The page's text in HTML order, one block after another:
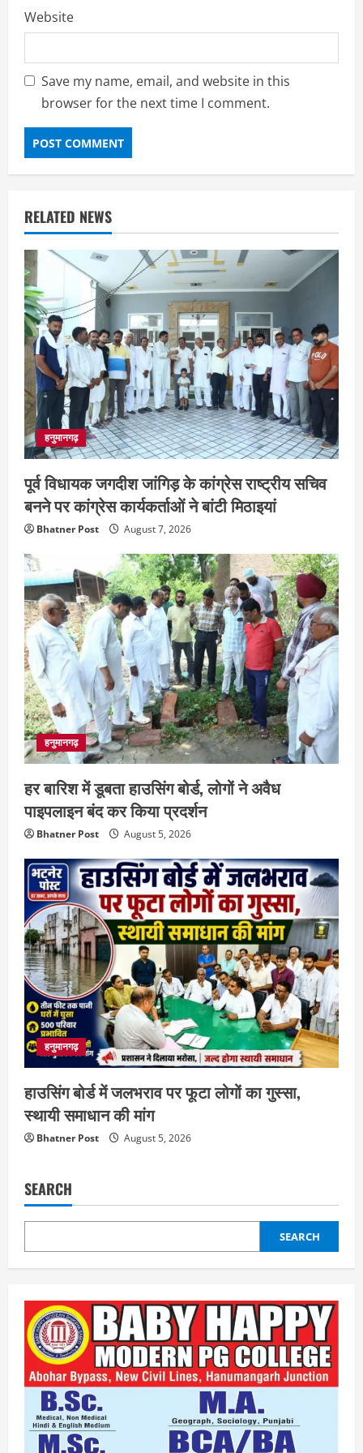
Website
Save my name, email, and website in this
browser for the next time I comment.
RELATED NEWS
हनुमानगढ़
पूर्व विधायक जगदीश जांगिड़ के कांग्रेस राष्ट्रीय सचिव
बनने पर कांग्रेस कार्यकर्ताओं ने बांटी मिठाइयां
Bhatner Post August 7, 2026
हनुमानगढ़
हर बारिश में डूबता हाउसिंग बोर्ड, लोगों ने अवैध
पाइपलाइन बंद कर किया प्रदर्शन
Bhatner Post August 5, 2026
हनुमानगढ़
हाउसिंग बोर्ड में जलभराव पर फूटा लोगों का गुस्सा,
स्थायी समाधान की मांग
Bhatner Post August 5, 2026
SEARCH
SEARCH